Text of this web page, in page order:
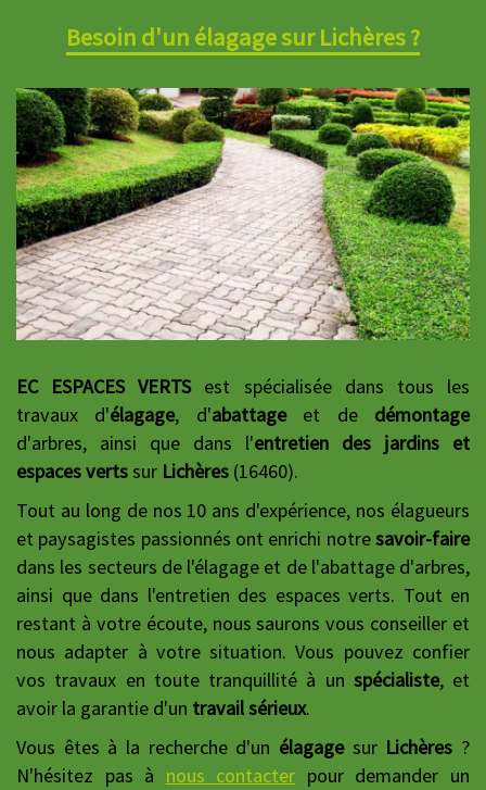
Besoin d'un élagage sur Lichères ?
EC ESPACES VERTSest spécialisée dans tous les
travaux d'élagage, d'abattageet de démontage
d'arbres, ainsi que dans l'entretien des jardins et
espaces vertssur Lichères (16460).
Tout au long de nos 10 ans d'expérience, nos élagueurs
et paysagistes passionnés ont enrichi notresavoir-faire
dans les secteurs de l'élagage et de l'abattage d'arbres,
ainsi que dans l'entretien des espaces verts. Tout en
restant à votre écoute, nous saurons vous conseiller et
nous adapter à votre situation. Vous pouvez confier
vos travaux en toute tranquillité à un spécialiste, et
avoir la garantie d'un travail sérieux.
Vous êtes à la recherche d'un élagagesur Lichères ?
N'hésitez pas à nous contacter pour demander un